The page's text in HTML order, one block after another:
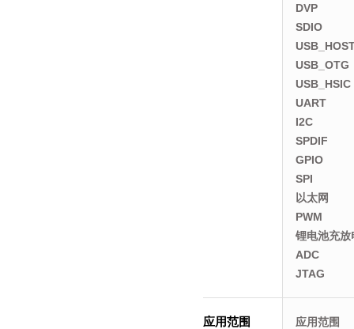
DVP
SDIO
USB_OTG
USB_HSIC
UART
I2C
SPDIF
GPIO
SPI
以太网
PWM
锂电池充放
ADC
JTAG
应用范围 应用范围